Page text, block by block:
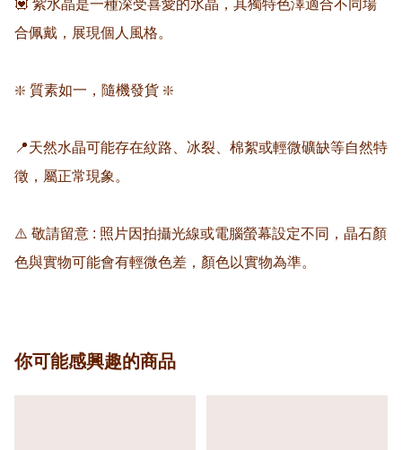
💟 紫水晶是一種深受喜愛的水晶，其獨特色澤適合不同場
合佩戴，展現個人風格。
❇️ 質素如一，隨機發貨 ❇️
📍天然水晶可能存在紋路、冰裂、棉絮或輕微礦缺等自然特
徵，屬正常現象。
⚠️ 敬請留意 : 照片因拍攝光線或電腦螢幕設定不同，晶石顏
色與實物可能會有輕微色差，顏色以實物為準。
你可能感興趣的商品